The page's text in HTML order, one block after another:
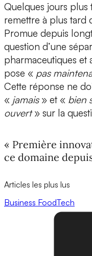
Quelques jours plus
remettre à plus tard
Promue depuis
question d’une
pharmaceutiques et
pose « pas
Cette réponse ne
« jamais» et « bien
ouvert» sur la
« Première
ce domaine
Articles les plus lus
Business FoodTech